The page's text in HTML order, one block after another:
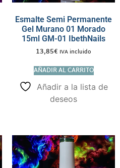
Esmalte Semi Permanente
Gel Murano 01 Morado
15ml GM-01 IbethNails
13,85€ IVA incluido
AÑADIR AL CARRITO
Añadir a la lista de
deseos